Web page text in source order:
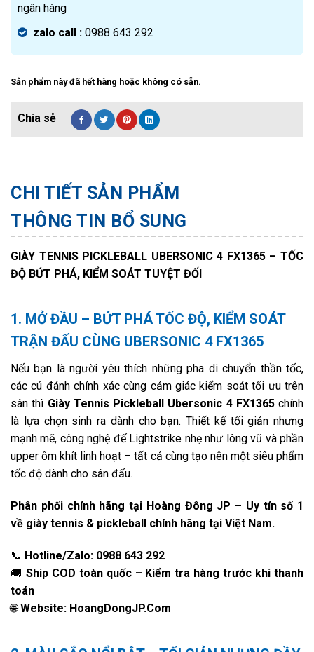
ngân hàng
zalo call : 0988 643 292
Sản phẩm này đã hết hàng hoặc không có sẵn.
CHI TIẾT SẢN PHẨM
THÔNG TIN BỔ SUNG
GIÀY TENNIS PICKLEBALL UBERSONIC 4 FX1365 – TỐC
ĐỘ BỨT PHÁ, KIỂM SOÁT TUYỆT ĐỐI
1. MỞ ĐẦU – BỨT PHÁ TỐC ĐỘ, KIỂM SOÁT
TRẬN ĐẤU CÙNG UBERSONIC 4 FX1365
Nếu bạn là người yêu thích những pha di chuyển thần tốc,
các cú đánh chính xác cùng cảm giác kiểm soát tối ưu trên
sân thì Giày Tennis Pickleball Ubersonic 4 FX1365chính
là lựa chọn sinh ra dành cho bạn. Thiết kế tối giản nhưng
mạnh mẽ, công nghệ đế Lightstrike nhẹ như lông vũ và phần
upper ôm khít linh hoạt – tất cả cùng tạo nên một siêu phẩm
tốc độ dành cho sân đấu.
Phân phối chính hãng tại Hoàng Đông JP – Uy tín số 1
về giày tennis & pickleball chính hãng tại Việt Nam.
📞 Hotline/Zalo: 0988 643 292
🚚 Ship COD toàn quốc – Kiểm tra hàng trước khi thanh
toán
🌐Website: HoangDongJP.Com